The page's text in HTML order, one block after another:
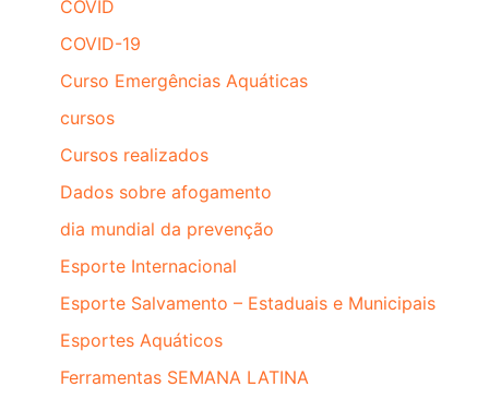
COVID
COVID-19
Curso Emergências Aquáticas
cursos
Cursos realizados
Dados sobre afogamento
dia mundial da prevenção
Esporte Internacional
Esporte Salvamento – Estaduais e Municipais
Esportes Aquáticos
Ferramentas SEMANA LATINA